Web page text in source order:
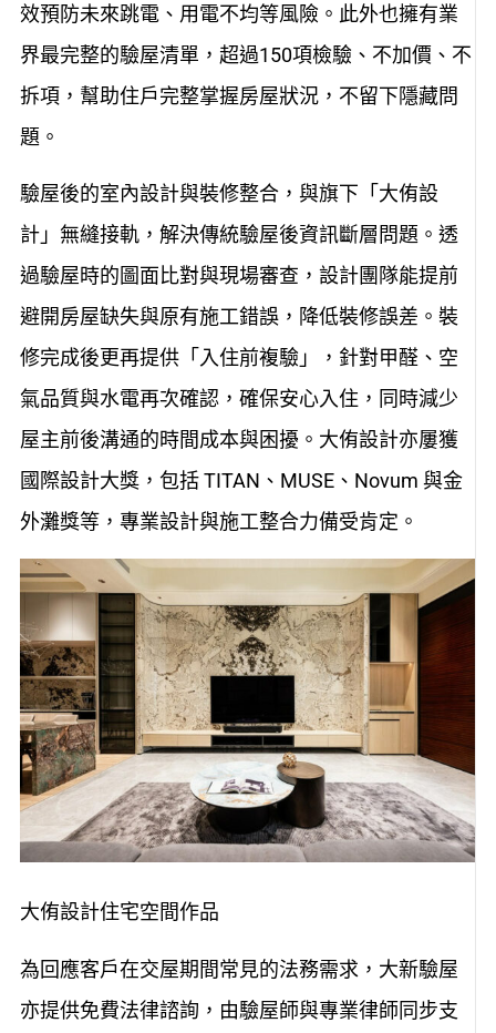
效預防未來跳電、用電不均等風險。此外也擁有業
界最完整的驗屋清單，超過150項檢驗、不加價、不
拆項，幫助住戶完整掌握房屋狀況，不留下隱藏問
題。
驗屋後的室內設計與裝修整合，與旗下「大侑設
計」無縫接軌，解決傳統驗屋後資訊斷層問題。透
過驗屋時的圖面比對與現場審查，設計團隊能提前
避開房屋缺失與原有施工錯誤，降低裝修誤差。裝
修完成後更再提供「入住前複驗」，針對甲醛、空
氣品質與水電再次確認，確保安心入住，同時減少
屋主前後溝通的時間成本與困擾。大侑設計亦屢獲
國際設計大獎，包括 TITAN、MUSE、Novum 與金
外灘獎等，專業設計與施工整合力備受肯定。
大侑設計住宅空間作品
為回應客戶在交屋期間常見的法務需求，大新驗屋
亦提供免費法律諮詢，由驗屋師與專業律師同步支